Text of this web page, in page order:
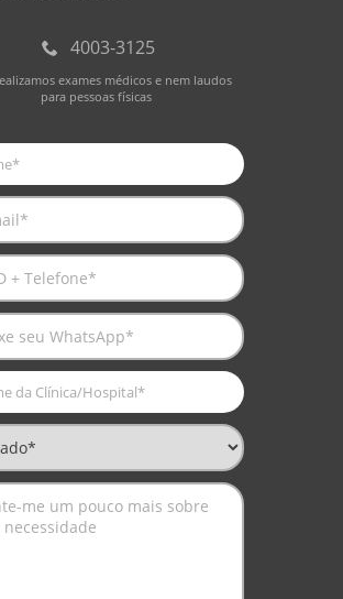
4003-3125
exames médicos e nem laudos
para pessoas físicas